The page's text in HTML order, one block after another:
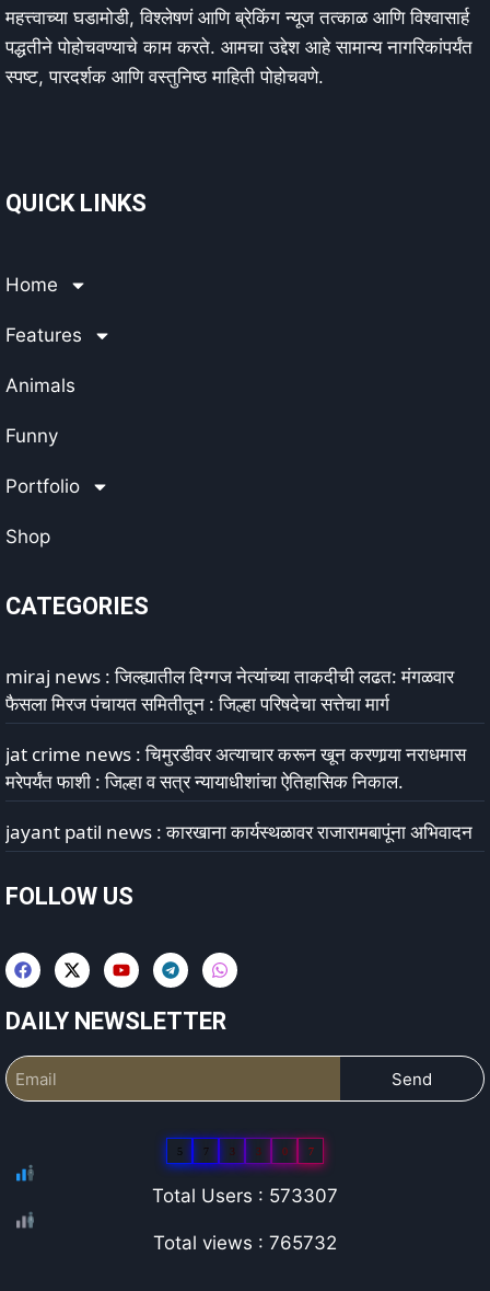
महत्त्वाच्या घडामोडी, विश्लेषणं आणि ब्रेकिंग न्यूज तत्काळ आणि विश्वासार्ह
पद्धतीने पोहोचवण्याचे काम करते. आमचा उद्देश आहे सामान्य नागरिकांपर्यंत
स्पष्ट, पारदर्शक आणि वस्तुनिष्ठ माहिती पोहोचवणे.
QUICK LINKS
Home
Features
Animals
Funny
Portfolio
Shop
CATEGORIES
miraj news : जिल्ह्यातील दिग्गज नेत्यांच्या ताकदीची लढत: मंगळवार
फैसला मिरज पंचायत समितीतून : जिल्हा परिषदेचा सत्तेचा मार्ग
jat crime news : चिमुरडीवर अत्याचार करून खून करणार्‍या नराधमास
मरेपर्यंत फाशी : जिल्हा व सत्र न्यायाधीशांचा ऐतिहासिक निकाल.
jayant patil news : कारखाना कार्यस्थळावर राजारामबापूंना अभिवादन
FOLLOW US
DAILY NEWSLETTER
Send
5 7 3 3 0 7
Total Users : 573307
Total views : 765732